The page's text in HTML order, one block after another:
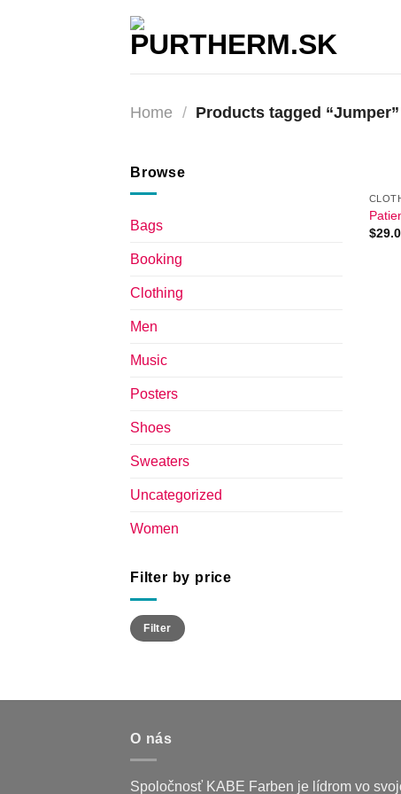
Home / Products tagged “Jumper”
Browse
Bags
Booking
Clothing
Men
Music
Posters
Shoes
Sweaters
Uncategorized
Women
Filter by price
Min
price
Max
priceFilter
$
O nás
Spoločnosť KABE Farben je lídrom vo